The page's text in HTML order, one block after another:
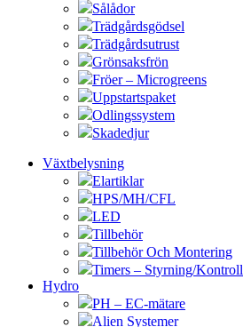
Sålådor
Trädgårdsgödsel
Trädgårdsutrust
Grönsaksfrön
Fröer – Microgreens
Uppstartspaket
Odlingssystem
Skadedjur
Växtbelysning
Elartiklar
HPS/MH/CFL
LED
Tillbehör
Tillbehör Och Montering
Timers – Styrning/Kontroll
Hydro
PH – EC-mätare
Alien Systemer